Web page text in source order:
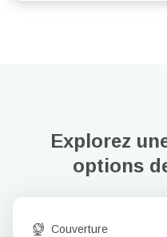
Explorez
options
Couverture